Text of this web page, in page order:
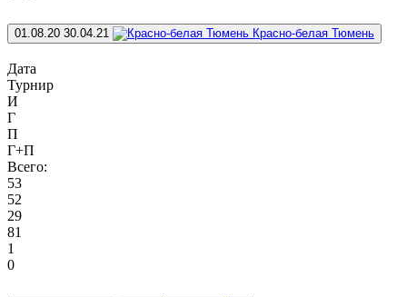
01.08.20 30.04.21 Красно-белая Тюмень
Дата
Турнир
И
Г
П
Г+П
Всего:
53
52
29
81
1
0